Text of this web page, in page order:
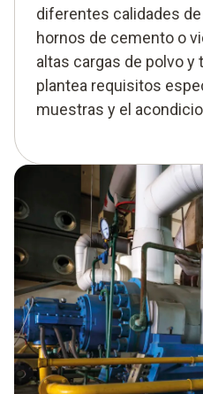
diferentes calidades
hornos de cemento o
altas cargas de polvo y
plantea requisitos
muestras y el